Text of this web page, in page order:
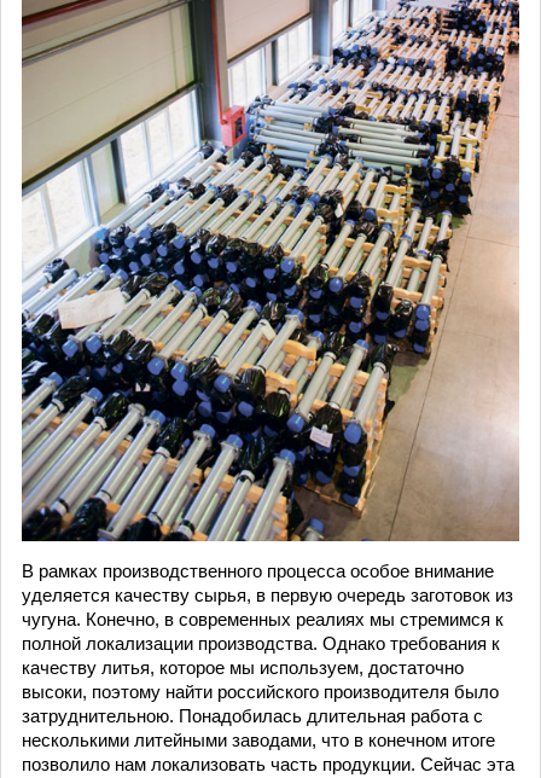
В рамках производственного процесса особое внимание
уделяется качеству сырья, в первую очередь заготовок из
чугуна. Конечно, в современных реалиях мы стремимся к
полной локализации производства. Однако требования к
качеству литья, которое мы используем, достаточно
высоки, поэтому найти российского производителя было
затруднительною. Понадобилась длительная работа с
несколькими литейными заводами, что в конечном итоге
позволило нам локализовать часть продукции. Сейчас эта